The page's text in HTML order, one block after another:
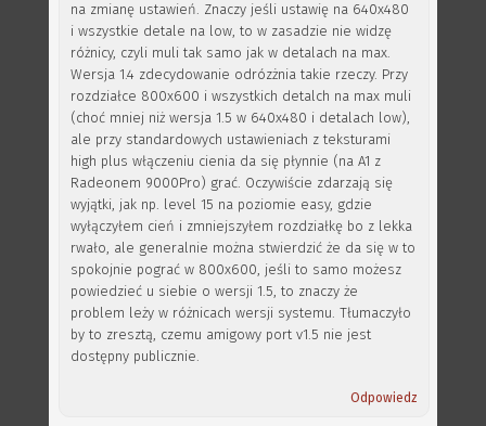
na zmianę ustawień. Znaczy jeśli ustawię na 640x480
i wszystkie detale na low, to w zasadzie nie widzę
różnicy, czyli muli tak samo jak w detalach na max.
Wersja 1.4 zdecydowanie odrózżnia takie rzeczy. Przy
rozdziałce 800x600 i wszystkich detalch na max muli
(choć mniej niż wersja 1.5 w 640x480 i detalach low),
ale przy standardowych ustawieniach z teksturami
high plus włączeniu cienia da się płynnie (na A1 z
Radeonem 9000Pro) grać. Oczywiście zdarzają się
wyjątki, jak np. level 15 na poziomie easy, gdzie
wyłączyłem cień i zmniejszyłem rozdziałkę bo z lekka
rwało, ale generalnie można stwierdzić że da się w to
spokojnie pograć w 800x600, jeśli to samo możesz
powiedzieć u siebie o wersji 1.5, to znaczy że
problem leży w różnicach wersji systemu. Tłumaczyło
by to zresztą, czemu amigowy port v1.5 nie jest
dostępny publicznie.
Odpowiedz